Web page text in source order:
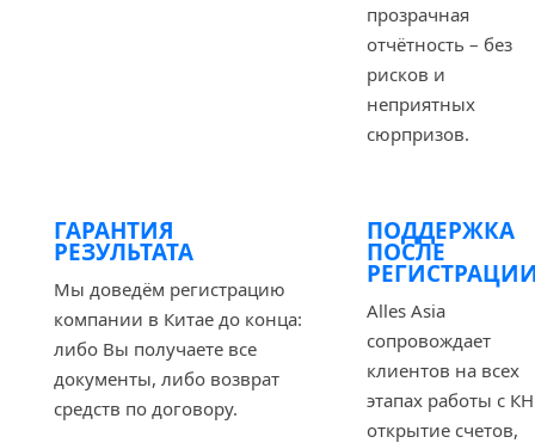
прозрачная
отчётность – без
рисков и
неприятных
сюрпризов.
ГАРАНТИЯ
РЕЗУЛЬТАТА
Мы доведём регистрацию
компании в Китае до конца:
либо Вы получаете все
документы, либо возврат
средств по договору.
ПОДДЕРЖКА
ПОСЛЕ
Alles Asia
сопровождает
клиентов на всех
этапах работы с
открытие счетов,